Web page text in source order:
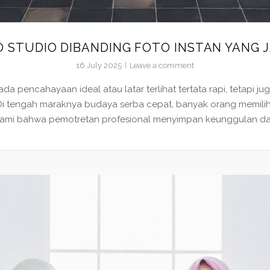
STUDIO DIBANDING FOTO INSTAN YANG
16 July 2025 Leave a comment
pencahayaan ideal atau latar terlihat tertata rapi, tetapi
tengah maraknya budaya serba cepat, banyak orang
bahwa pemotretan profesional menyimpan keunggulan